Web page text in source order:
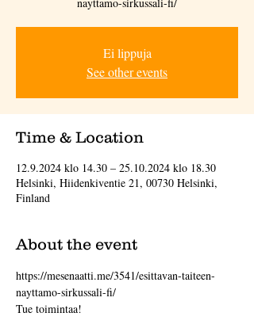
Ei lippuja
See other events
Time & Location
12.9.2024 klo 14.30 – 25.10.2024 klo 18.30
Helsinki, Hiidenkiventie 21, 00730 Helsinki,
Finland
About the event
https://mesenaatti.me/3541/esittavan-taiteen-
nayttamo-sirkussali-fi/
Tue toimintaa!